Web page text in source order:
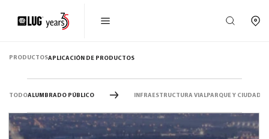
PRODUCTOSAPLICACIÓN DE PRODUCTOS
TODOALUMBRADO PÚBLICO INFRAESTRUCTURA VIALPARQUE Y CIUDAD